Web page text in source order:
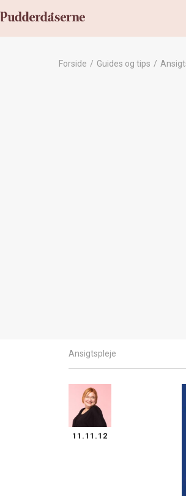
Forside / Guides og tips /
Ansigtspleje
11.11.12